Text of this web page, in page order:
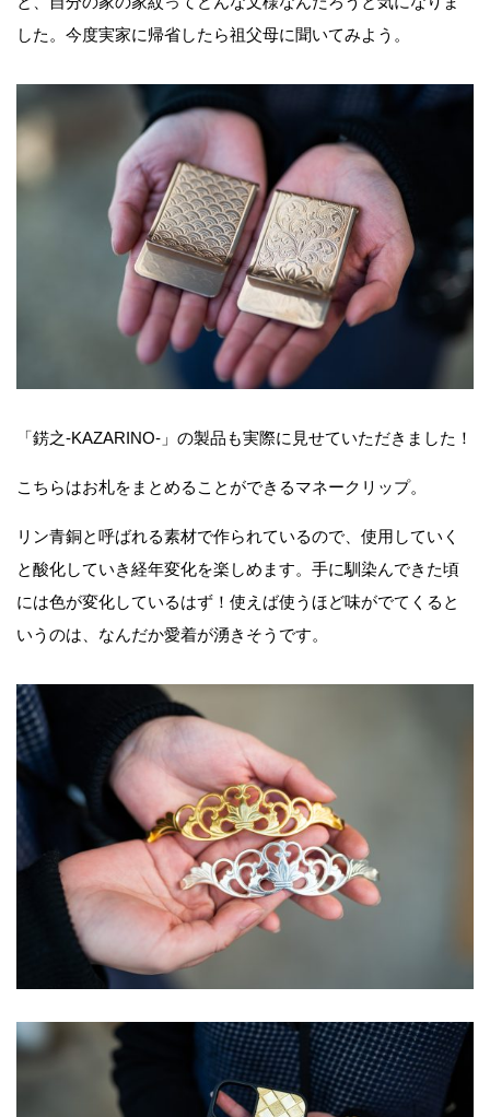
した。今度実家に帰省したら祖父母に聞いてみよう。
「錺之-KAZARINO-」の製品も実際に見せていただきました！
こちらはお札をまとめることができるマネークリップ。
リン青銅と呼ばれる素材で作られているので、使用していく
と酸化していき経年変化を楽しめます。手に馴染んできた頃
には色が変化しているはず！使えば使うほど味がでてくると
いうのは、なんだか愛着が湧きそうです。